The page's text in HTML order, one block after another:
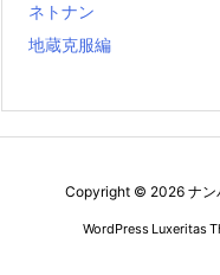
ネトナン
地蔵克服編
Copyright © 2026 ナン
WordPress Luxeritas